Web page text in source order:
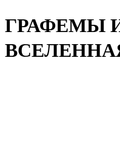
ГРАФЕМЫ